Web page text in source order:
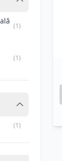
(1)
(1)
(1)